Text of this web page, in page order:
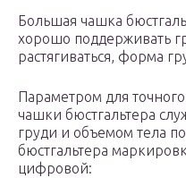
Большая чашка
хорошо поддерживать
растягиваться, форма
Параметром для
чашки бюстгальтера
груди и объемом тела
бюстгальтера
цифровой: